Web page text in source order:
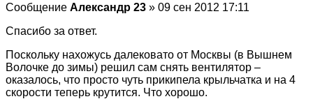
Сообщение Александр 23 » 09 сен 2012 17:11
Спасибо за ответ.
Поскольку нахожусь далековато от Москвы (в Вышнем
Волочке до зимы) решил сам снять вентилятор –
оказалось, что просто чуть прикипела крыльчатка и на 4
скорости теперь крутится. Что хорошо.